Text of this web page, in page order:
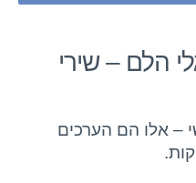
הלם – שירי
– אלו הם הערכים